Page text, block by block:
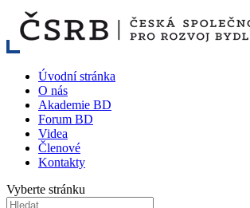
Úvodní stránka
O nás
Akademie BD
Forum BD
Videa
Členové
Kontakty
Vyberte stránku